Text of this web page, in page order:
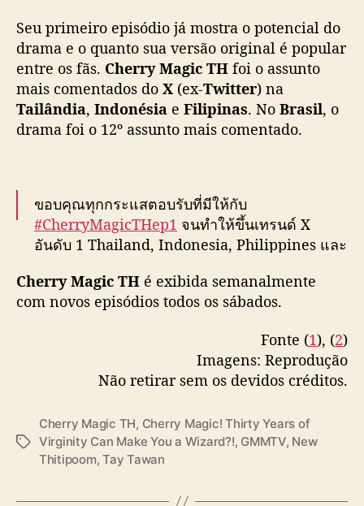
Seu primeiro episódio já mostra o potencial do
drama e o quanto sua versão original é popular
entre os fãs. Cherry Magic TH foi o assunto
mais comentados do X (ex-Twitter) na
Tailândia, Indonésia e Filipinas. No Brasil, o
drama foi o 12º assunto mais comentado.
ขอบคุณทุกกระแสตอบรับที่มีให้กับ
#CherryMagicTHep1 จนทำให้ขึ้นเทรนด์ X
อันดับ 1 Thailand, Indonesia, Philippines และ
โพสต์นะคะ✨
สัปดาห์หน้าห้ามพลาด EP.2 เลยน้าาา
แอบตะโกน (Loudest Love) Ost. Cherry Magic
30 ยังซิง – Tay Tawan, New…
pic.twitter.com/QAaNCqrJXP
— GMMTV (@GMMTV)December 10, 2023
Cherry Magic TH é exibida semanalmente
com novos episódios todos os sábados.
Fonte (1), (2)
Imagens: Reprodução
Não retirar sem os devidos créditos.
T
Cherry Magic TH, Cherry Magic! Thirty Years of
Virginity Can Make You a Wizard?!, GMMTV, New
Thitipoom,Tay Tawan